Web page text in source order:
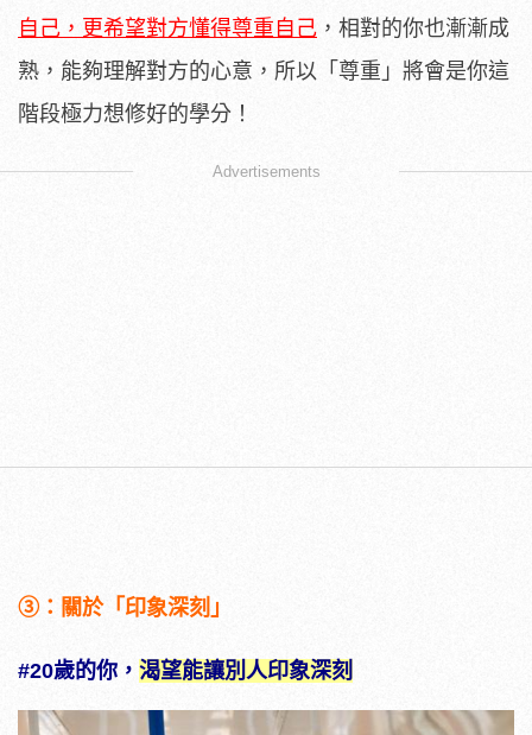
自己，更希望對方懂得尊重自己 ，相對的你也漸漸成
熟，能夠理解對方的心意，所以「尊重」將會是你這
階段極力想修好的學分！
Advertisements
③：關於「印象深刻」
#20歲的你， 渴望能讓別人印象深刻